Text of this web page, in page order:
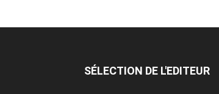
SÉLECTION DE L'EDITEUR